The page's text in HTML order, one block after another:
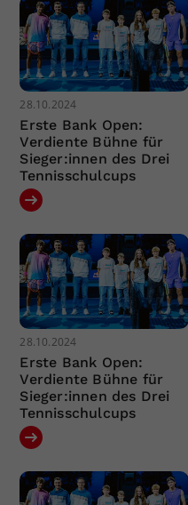
28.10.2024
Erste Bank Open:
Verdiente Bühne für
Sieger:innen des Drei
Tennisschulcups
28.10.2024
Erste Bank Open:
Verdiente Bühne für
Sieger:innen des Drei
Tennisschulcups